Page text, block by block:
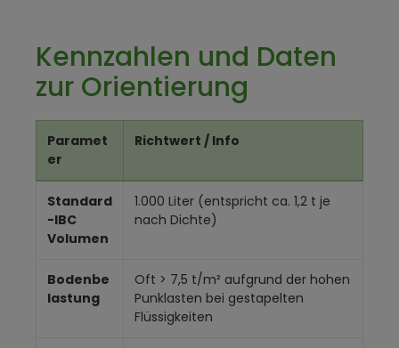
Kennzahlen und Daten
zur Orientierung
Paramet
er
Richtwert / Info
Standard
-IBC
Volumen
1.000 Liter (entspricht ca. 1,2 t je
nach Dichte)
Bodenbe
lastung
Oft > 7,5 t/m² aufgrund der hohen
Punklasten bei gestapelten
Flüssigkeiten